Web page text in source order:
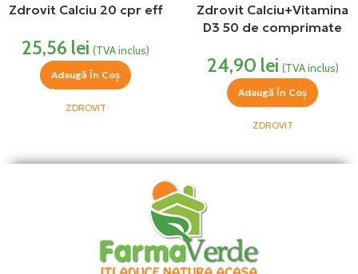
Zdrovit Calciu 20 cpr eff
25,56 lei (TVA inclus)
Adaugă În Coș
ZDROVIT
Zdrovit Calciu+Vitamina
D3 50 de comprimate
24,90 lei (TVA inclus)
Adaugă În Coș
ZDROVIT